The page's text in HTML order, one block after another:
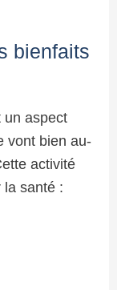
bienfaits
un aspect
vont bien au-
activité
la santé :